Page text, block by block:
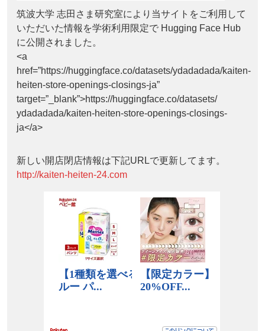
筑波大学 志田さま研究室により当サイトをご利用して
いただいた情報を学術利用限定で Hugging Face Hub
に公開されました。
<a
href=”https://huggingface.co/datasets/ydadadada/kaiten-
heiten-store-openings-closings-ja”
target=”_blank”>https://huggingface.co/datasets/
ydadadada/kaiten-heiten-store-openings-closings-
ja</a>
新しい開店閉店情報は下記URLで更新してます。
http://kaiten-heiten-24.com